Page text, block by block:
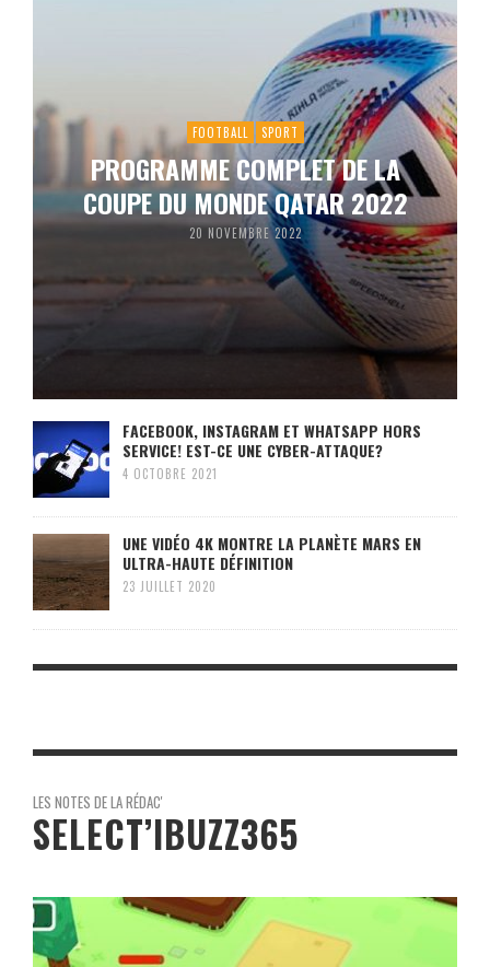
FOOTBALL SPORT
PROGRAMME COMPLET DE LA
COUPE DU MONDE QATAR 2022
20 NOVEMBRE 2022
FACEBOOK, INSTAGRAM ET WHATSAPP HORS
SERVICE! EST-CE UNE CYBER-ATTAQUE?
4 OCTOBRE 2021
UNE VIDÉO 4K MONTRE LA PLANÈTE MARS EN
ULTRA-HAUTE DÉFINITION
23 JUILLET 2020
LES NOTES DE LA RÉDAC'
SELECT’IBUZZ365